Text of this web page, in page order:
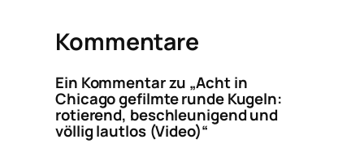
Kommentare
Ein Kommentar zu „Acht in
Chicago gefilmte runde Kugeln:
rotierend, beschleunigend und
völlig lautlos (Video)“